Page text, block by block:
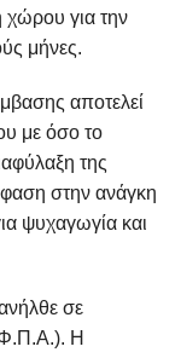
χώρου για την
μήνες.
αποτελεί
με όσο το
της
στην ανάγκη
ψυχαγωγία και
σε
Η